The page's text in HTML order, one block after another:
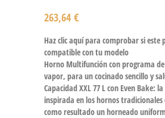
263,64 €
Haz clic aquí para comprobar si este
compatible con tu modelo
Horno Multifunción con programa
vapor, para un cocinado sencillo y
Capacidad XXL 77 L con Even Bake:
inspirada en los hornos tradicionales
como resultado un horneado